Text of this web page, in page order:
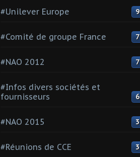
#Unilever Europe 9
#Comité de groupe France 7
#NAO 2012 7
#Infos divers sociétés et
fournisseurs
6
#NAO 2015 3
#Réunions de CCE 3